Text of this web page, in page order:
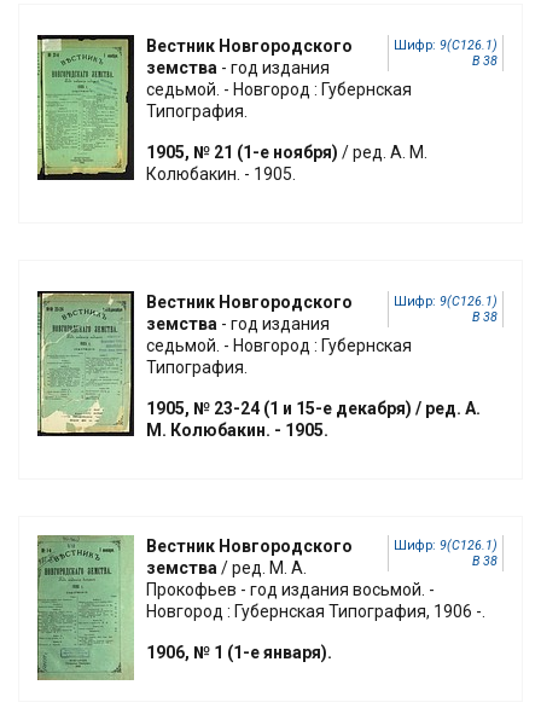
Шифр: 9(С126.1)
В 38
Вестник Новгородского
земства - год издания
седьмой. - Новгород : Губернская
Типография.
1905, № 21 (1-е ноября) / ред. А. М.
Колюбакин. - 1905.
Шифр: 9(С126.1)
В 38
Вестник Новгородского
земства - год издания
седьмой. - Новгород : Губернская
Типография.
1905, № 23-24 (1 и 15-е декабря) / ред. А.
М. Колюбакин. - 1905.
Шифр: 9(С126.1)
В 38
Вестник Новгородского
земства/ ред. М. А.
Прокофьев - год издания восьмой. -
Новгород : Губернская Типография, 1906 -.
1906, № 1 (1-е января).